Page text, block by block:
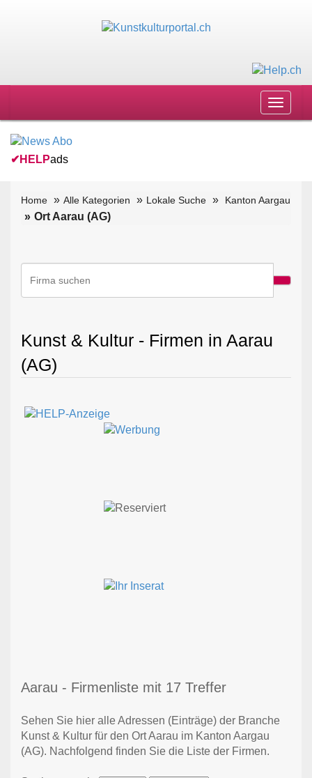
Toggle
✔ HELPads
Home Alle Kategorien Lokale Suche Kanton Aargau
Ort Aarau (AG)
Kunst & Kultur - Firmen in Aarau
(AG)
Aarau - Firmenliste mit 17 Treffer
Sehen Sie hier alle Adressen (Einträge) der Branche
Kunst & Kultur für den Ort Aarau im Kanton Aargau
(AG). Nachfolgend finden Sie die Liste der Firmen.